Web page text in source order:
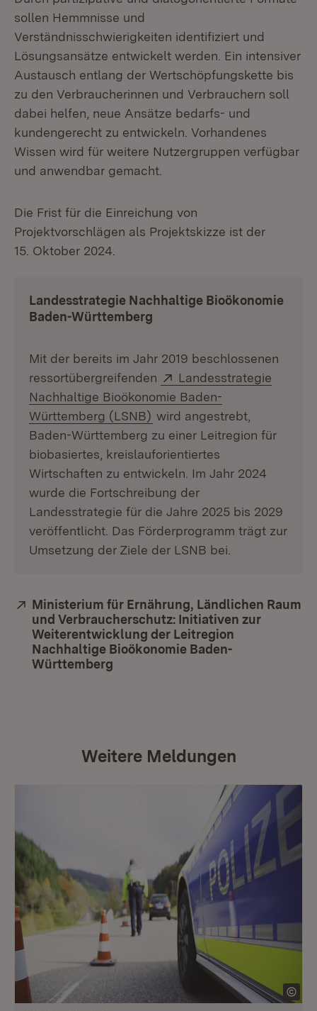
sollen Hemmnisse und
Verständnisschwierigkeiten identifiziert und
Lösungsansätze entwickelt werden. Ein intensiver
Austausch entlang der Wertschöpfungskette bis
zu den Verbraucherinnen und Verbrauchern soll
dabei helfen, neue Ansätze bedarfs- und
kundengerecht zu entwickeln. Vorhandenes
Wissen wird für weitere Nutzergruppen verfügbar
und anwendbar gemacht.
Die Frist für die Einreichung von
Projektvorschlägen als Projektskizze ist der
15. Oktober 2024.
Landesstrategie Nachhaltige Bioökonomie
Baden-Württemberg
Mit der bereits im Jahr 2019 beschlossenen
ressortübergreifenden
Extern:
Landesstrategie
Nachhaltige Bioökonomie Baden-
Württemberg (LSNB) (Öffnet in neuem Fenster)
wird angestrebt,
Baden-Württemberg zu einer Leitregion für
biobasiertes, kreislauforientiertes
Wirtschaften zu entwickeln. Im Jahr 2024
wurde die Fortschreibung der
Landesstrategie für die Jahre 2025 bis 2029
veröffentlicht. Das Förderprogramm trägt zur
Umsetzung der Ziele der LSNB bei.
Extern:
Ministerium für Ernährung, Ländlichen Raum
und Verbraucherschutz: Initiativen zur
Weiterentwicklung der Leitregion
Nachhaltige Bioökonomie Baden-
Württemberg
Weitere Meldungen